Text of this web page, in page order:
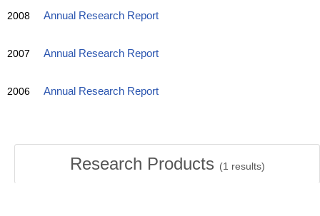
2008 Annual Research Report
2007 Annual Research Report
2006 Annual Research Report
Research Products (1 results)